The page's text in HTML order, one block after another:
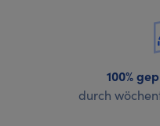
100%
durch